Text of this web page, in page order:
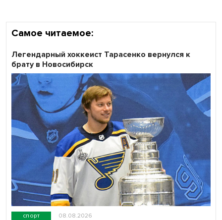
Самое читаемое:
спорт 08.08.2026
Легендарный хоккеист Тарасенко вернулся к
брату в Новосибирск